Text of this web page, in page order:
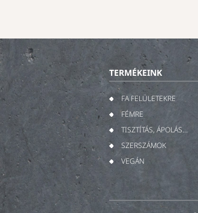
TERMÉKEINK
FA FELÜLETEKRE
FÉMRE
TISZTÍTÁS, ÁPOLÁS...
SZERSZÁMOK
VEGÁN